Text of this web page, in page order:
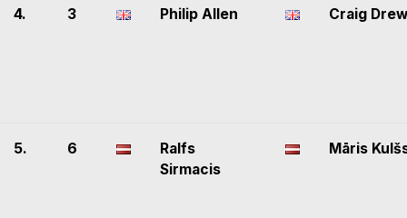
4. 3 Philip Allen Craig Drew
5. 6
Ralfs
Sirmacis
Māris